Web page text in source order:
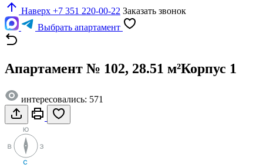
Наверх +7 351 220-00-22 Заказать звонок
Выбрать апартамент
Апартамент № 102, 28.51 м²Корпус 1
интересовались: 571